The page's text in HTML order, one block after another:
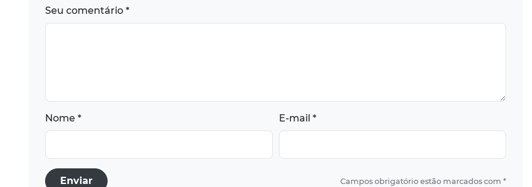
Seu comentário *
Nome * E-mail *
Enviar Campos obrigatório estão marcados com *